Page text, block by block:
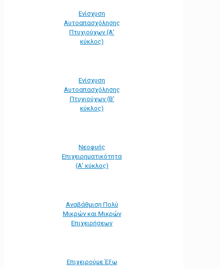
Ενίσχυση
Αυτοαπασχόλησης
Πτυχιούχων (Α'
κύκλος)
Ενίσχυση
Αυτοαπασχόλησης
Πτυχιούχων (Β'
κύκλος)
Νεοφυής
Επιχειρηματικότητα
(Α' κύκλος)
Αναβάθμιση Πολύ
Μικρών και Μικρών
Επιχειρήσεων
Επιχειρούμε Έξω